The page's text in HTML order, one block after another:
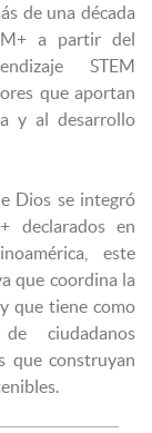
de una década
a partir del
STEM
que aportan
y al desarrollo
Dios se integró
declarados en
este
que coordina la
que tiene como
ciudadanos
que construyan